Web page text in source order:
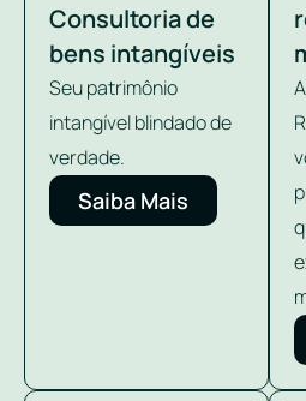
Consultoria de
bens intangíveis
Seu patrimônio
intangível blindado de
verdade.
Saiba Mais